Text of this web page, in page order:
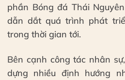
phần Bóng đá Thái
dẫn dắt quá trình phát
trong thời gian tới.
Bên cạnh công tác nhân
dựng nhiều định hướng